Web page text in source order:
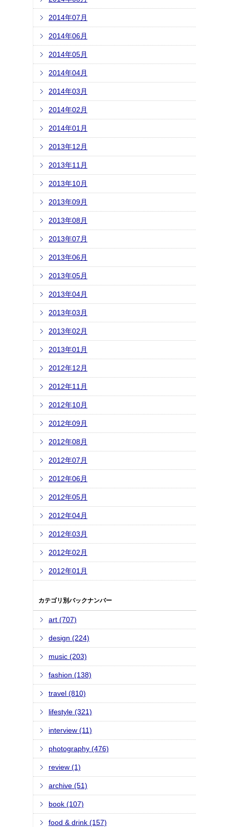
2014年07月
2014年06月
2014年05月
2014年04月
2014年03月
2014年02月
2014年01月
2013年12月
2013年11月
2013年10月
2013年09月
2013年08月
2013年07月
2013年06月
2013年05月
2013年04月
2013年03月
2013年02月
2013年01月
2012年12月
2012年11月
2012年10月
2012年09月
2012年08月
2012年07月
2012年06月
2012年05月
2012年04月
2012年03月
2012年02月
2012年01月
カテゴリ別バックナンバー
art (707)
design (224)
music (203)
fashion (138)
travel (810)
lifestyle (321)
interview (11)
photography (476)
review (1)
archive (51)
book (107)
food & drink (157)